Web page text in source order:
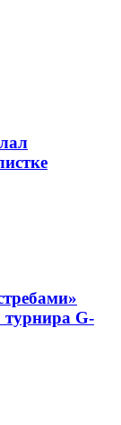
турнира G-